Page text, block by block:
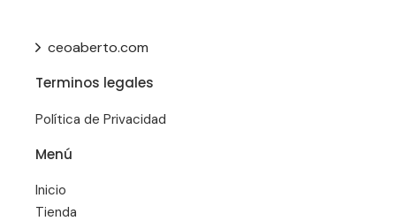
ceoaberto.com
Terminos legales
Política de Privacidad
Menú
Inicio
Tienda